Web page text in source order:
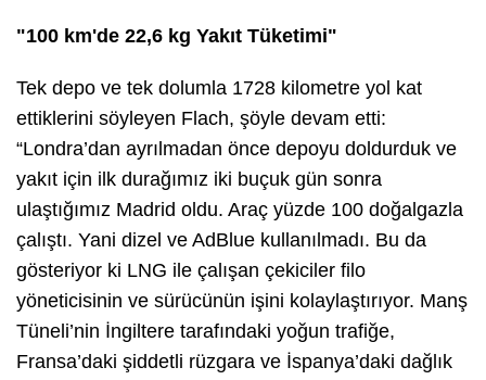
"100 km'de 22,6 kg Yakıt Tüketimi"
Tek depo ve tek dolumla 1728 kilometre yol kat
ettiklerini söyleyen Flach, şöyle devam etti:
“Londra’dan ayrılmadan önce depoyu doldurduk ve
yakıt için ilk durağımız iki buçuk gün sonra
ulaştığımız Madrid oldu. Araç yüzde 100 doğalgazla
çalıştı. Yani dizel ve AdBlue kullanılmadı. Bu da
gösteriyor ki LNG ile çalışan çekiciler filo
yöneticisinin ve sürücünün işini kolaylaştırıyor. Manş
Tüneli’nin İngiltere tarafındaki yoğun trafiğe,
Fransa’daki şiddetli rüzgara ve İspanya’daki dağlık